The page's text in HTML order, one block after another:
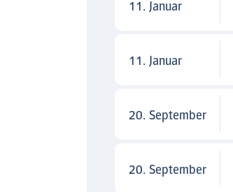
11. Januar
11. Januar
20. September
20. September